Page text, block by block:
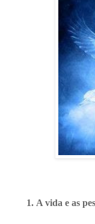
1. A vida e as